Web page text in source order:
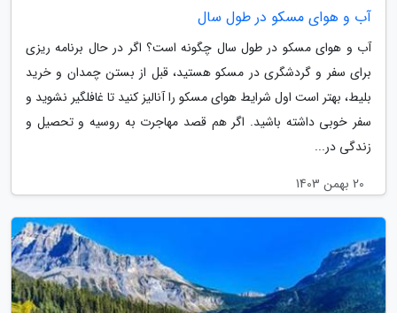
آب و هوای مسکو در طول سال
آب و هوای مسکو در طول سال چگونه است؟ اگر در حال برنامه ریزی
برای سفر و گردشگری در مسکو هستید، قبل از بستن چمدان و خرید
بلیط، بهتر است اول شرایط هوای مسکو را آنالیز کنید تا غافلگیر نشوید و
سفر خوبی داشته باشید. اگر هم قصد مهاجرت به روسیه و تحصیل و
زندگی در...
20 بهمن 1403